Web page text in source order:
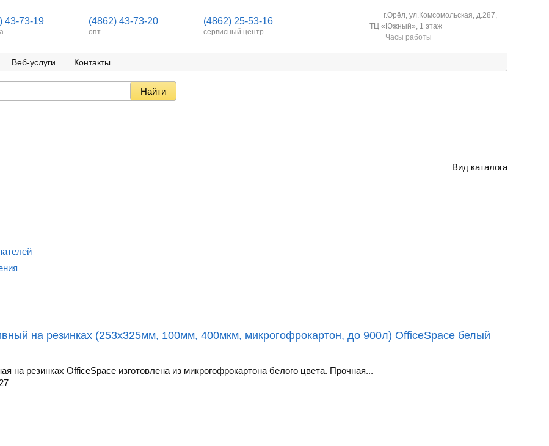
43-73-19 (4862) 43-73-20
опт
(4862) 25-53-16
сервисный центр
г.Орёл, ул.Комсомольская, д.287,
ТЦ «Южный», 1 этаж
Часы работы
Веб-услуги Контакты
Вид каталога
на резинках (253х325мм, 100мм, 400мкм, микрогофрокартон, до 900л) OfficeSpace белый
на резинках OfficeSpace изготовлена из микрогофрокартона белого цвета. Прочная...